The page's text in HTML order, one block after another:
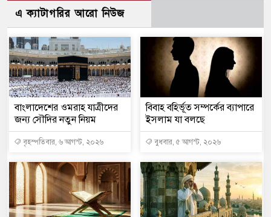
এ ক্যাটাগরির আরো নিউজ
বাংলাদেশের ওমরাহ যাত্রীদের
জন্য সৌদির নতুন নিয়ম
বৃহস্পতিবার, ৬ আগস্ট, ২০২৬
বিবাহ বহির্ভূত সম্পর্কের ব্যাপারে
ইসলাম যা বলছে
বুধবার, ৫ আগস্ট, ২০২৬